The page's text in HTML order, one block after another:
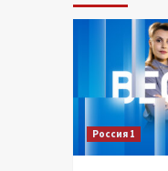
Россия 1